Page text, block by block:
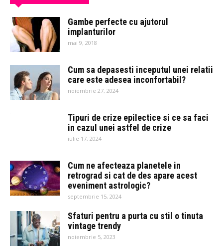
Gambe perfecte cu ajutorul
implanturilor
mai 9, 2018
Cum sa depasesti inceputul unei relatii
care este adesea inconfortabil?
noiembrie 27, 2024
Tipuri de crize epilectice si ce sa faci
in cazul unei astfel de crize
iulie 17, 2024
Cum ne afecteaza planetele in
retrograd si cat de des apare acest
eveniment astrologic?
septembrie 15, 2024
Sfaturi pentru a purta cu stil o tinuta
vintage trendy
noiembrie 5, 2023